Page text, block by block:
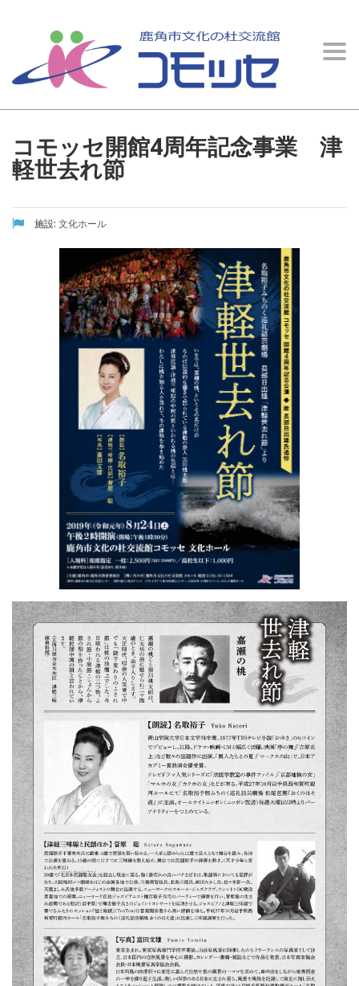
文化の杜交流館 コモッセ イベント情報>文化ホール >コモッセ開館4周年記念
事業 津軽世去れ節
コモッセ開館4周年記念事業 津
軽世去れ節
施設: 文化ホール